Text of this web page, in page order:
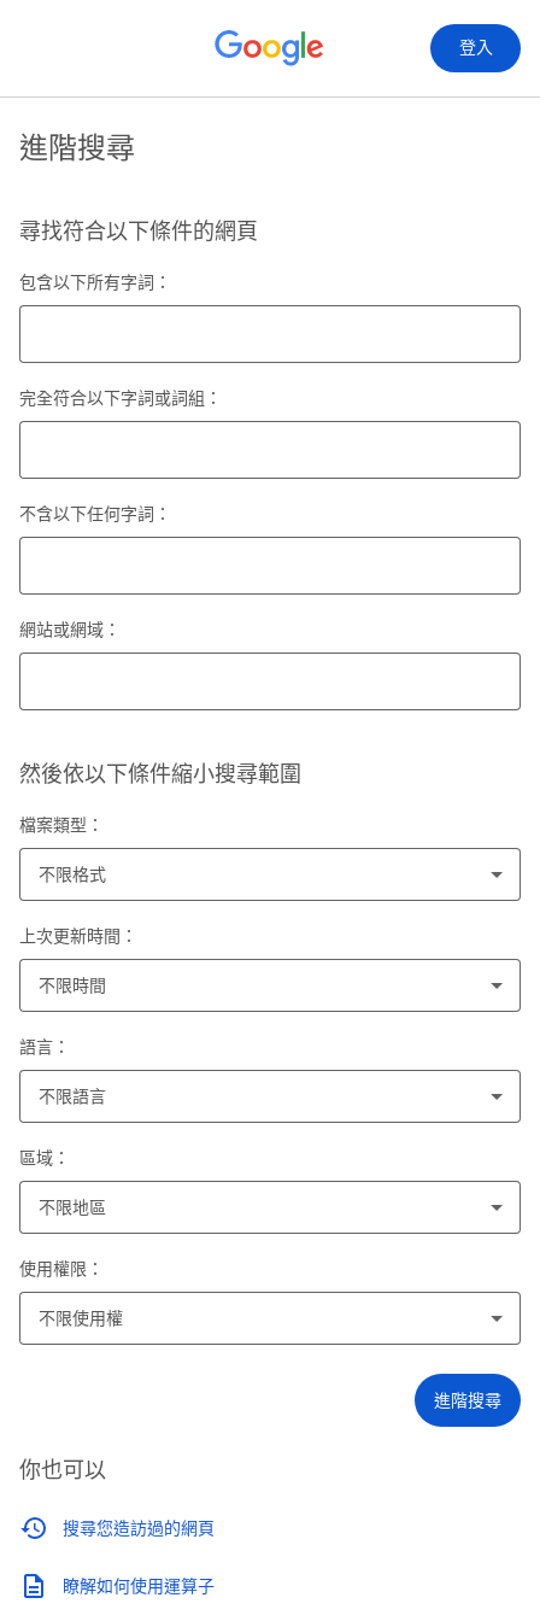
登入
進階搜尋
尋找符合以下條件的網頁
包含以下所有字詞：
完全符合以下字詞或詞組：
不含以下任何字詞：
網站或網域：
然後依以下條件縮小搜尋範圍
檔案類型：
不限格式
上次更新時間：
不限時間
語言：
不限語言
區域：
不限地區
使用權限：
不限使用權
進階搜尋
你也可以
搜尋您造訪過的網頁
瞭解如何使用運算子